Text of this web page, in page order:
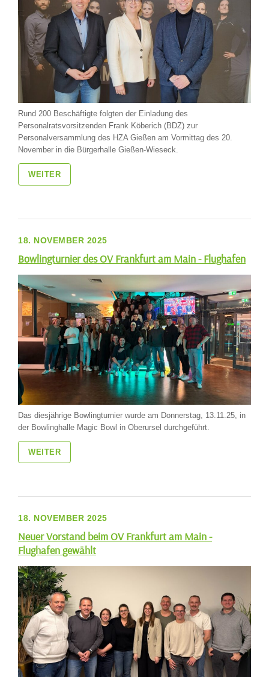
Rund 200 Beschäftigte folgten der Einladung des
Personalratsvorsitzenden Frank Köberich (BDZ) zur
Personalversammlung des HZA Gießen am Vormittag des 20.
November in die Bürgerhalle Gießen-Wieseck.
WEITER
18. NOVEMBER 2025
Bowlingturnier des OV Frankfurt am Main - Flughafen
Das diesjährige Bowlingturnier wurde am Donnerstag, 13.11.25, in
der Bowlinghalle Magic Bowl in Oberursel durchgeführt.
WEITER
18. NOVEMBER 2025
Neuer Vorstand beim OV Frankfurt am Main -
Flughafen gewählt